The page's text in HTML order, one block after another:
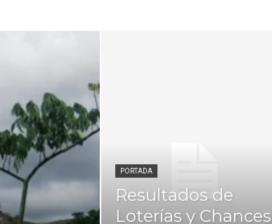
PORTADA
Resultados de
Loterías y Chances